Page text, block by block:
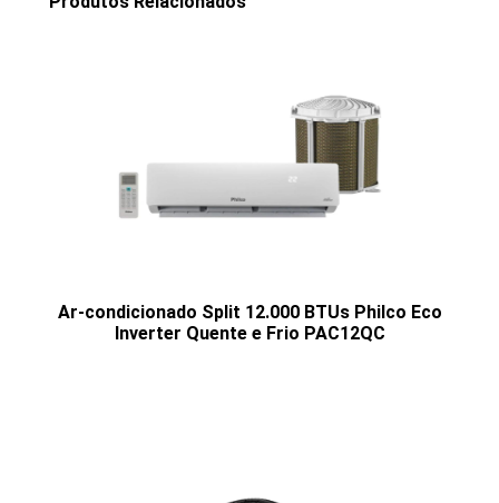
Ar-condicionado Split 12.000 BTUs Philco Eco
Inverter Quente e Frio PAC12QC